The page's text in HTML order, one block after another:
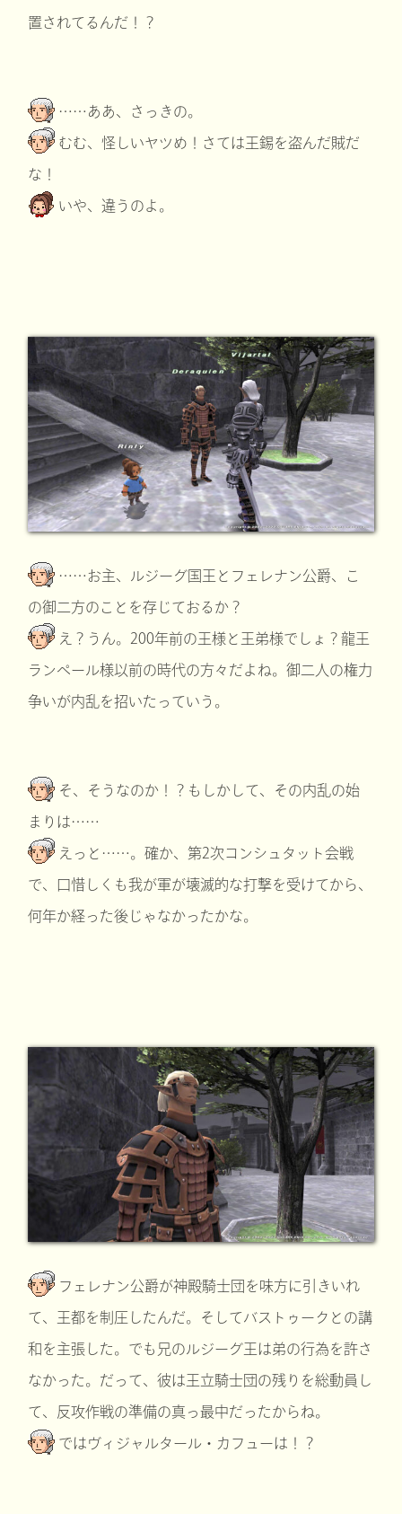
置されてるんだ！？
……ああ、さっきの。
むむ、怪しいヤツめ！さては王錫を盗んだ賊だ
な！
いや、違うのよ。
……お主、ルジーグ国王とフェレナン公爵、こ
の御二方のことを存じておるか？
え？うん。200年前の王様と王弟様でしょ？龍王
ランペール様以前の時代の方々だよね。御二人の権力
争いが内乱を招いたっていう。
そ、そうなのか！？もしかして、その内乱の始
まりは……
えっと……。確か、第2次コンシュタット会戦
で、口惜しくも我が軍が壊滅的な打撃を受けてから、
何年か経った後じゃなかったかな。
フェレナン公爵が神殿騎士団を味方に引きいれ
て、王都を制圧したんだ。そしてバストゥークとの講
和を主張した。でも兄のルジーグ王は弟の行為を許さ
なかった。だって、彼は王立騎士団の残りを総動員し
て、反攻作戦の準備の真っ最中だったからね。
ではヴィジャルタール・カフューは！？